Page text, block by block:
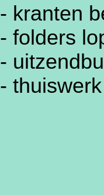
- kranten
- folders
-
- thuiswerk